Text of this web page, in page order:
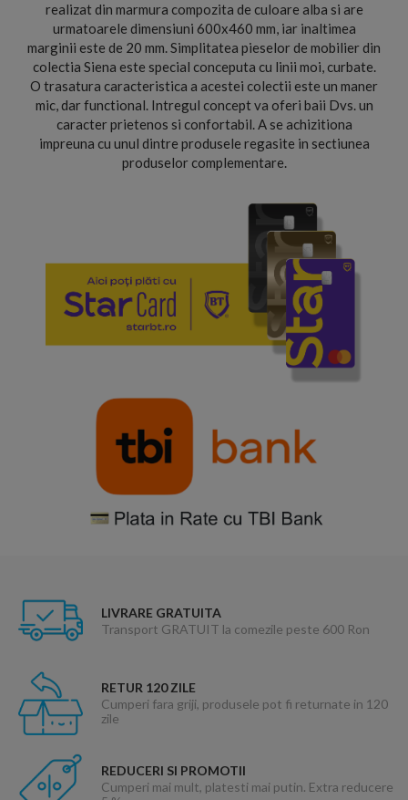
realizat din marmura compozita de culoare alba si are
urmatoarele dimensiuni 600x460 mm, iar inaltimea
marginii este de 20 mm. Simplitatea pieselor de mobilier din
colectia Siena este special conceputa cu linii moi, curbate.
O trasatura caracteristica a acestei colectii este un maner
mic, dar functional. Intregul concept va oferi baii Dvs. un
caracter prietenos si confortabil. A se achizitiona
impreuna cu unul dintre produsele regasite in sectiunea
produselor complementare.
LIVRARE GRATUITA
Transport GRATUIT la comezile peste 600 Ron
RETUR 120 ZILE
Cumperi fara griji, produsele pot fi returnate in 120
zile
REDUCERI SI PROMOTII
Cumperi mai mult, platesti mai putin. Extra reducere